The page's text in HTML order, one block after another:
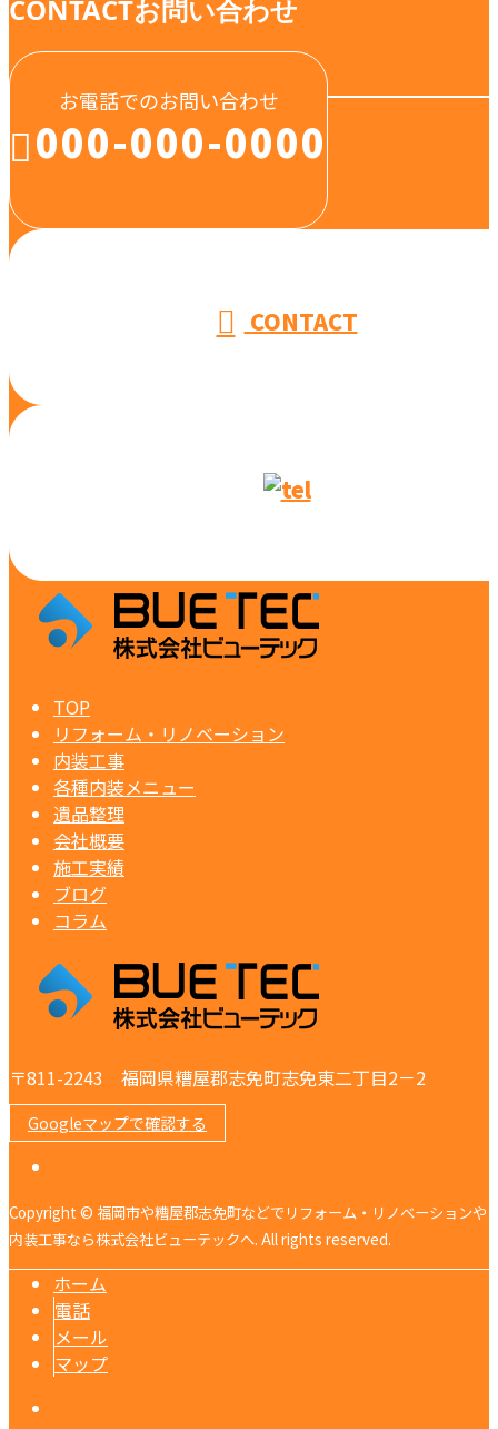
CONTACTお問い合わせ
お電話でのお問い合わせ
000-000-0000
CONTACT
TOP
リフォーム・リノベーション
内装工事
各種内装メニュー
遺品整理
会社概要
施工実績
ブログ
コラム
〒811-2243 福岡県糟屋郡志免町志免東二丁目2－2
Googleマップで確認する
Copyright © 福岡市や糟屋郡志免町などでリフォーム・リノベーションや
内装工事なら株式会社ビューテックへ. All rights reserved.
ホーム
電話
メール
マップ